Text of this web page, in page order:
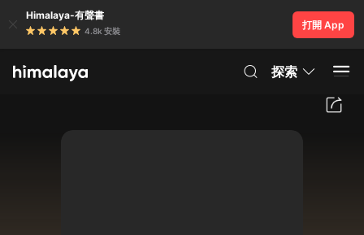
Himalaya-有聲書
4.8k 安裝
打開 App
探索